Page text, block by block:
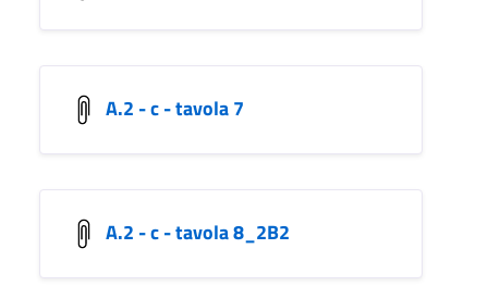
A.2 - c - tavola 7
A.2 - c - tavola 8_2B2